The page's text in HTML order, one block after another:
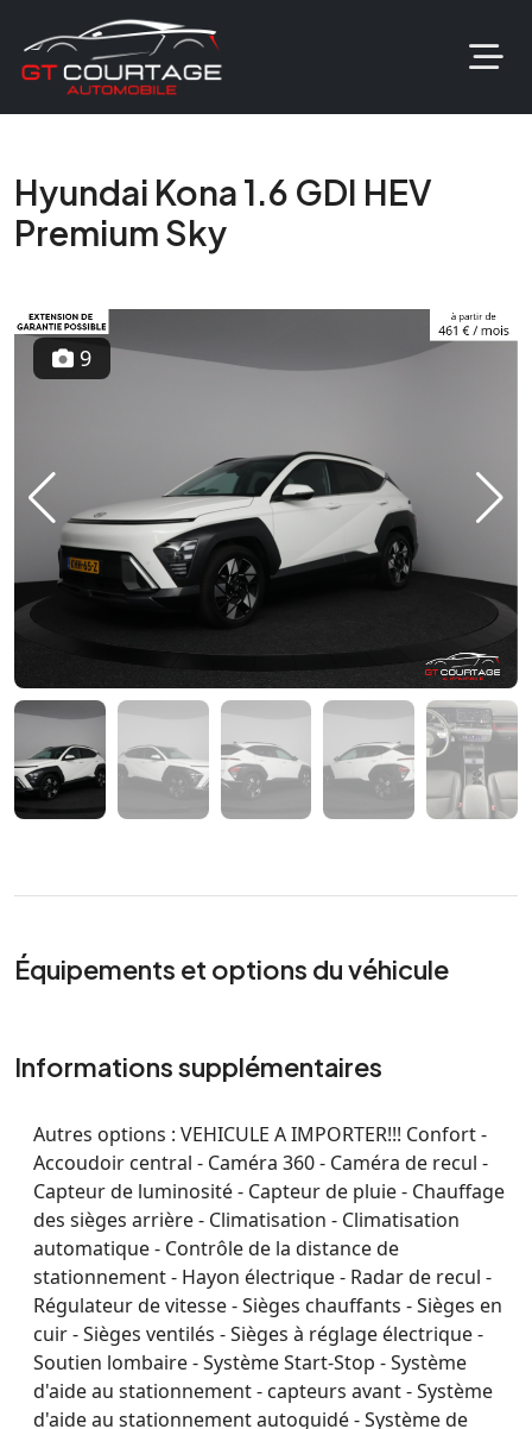
Hyundai Kona 1.6 GDI HEV
Premium Sky
Previous Next
9
Équipements et options du véhicule
Informations supplémentaires
Autres options : VEHICULE A IMPORTER!!! Confort -
Accoudoir central - Caméra 360 - Caméra de recul -
Capteur de luminosité - Capteur de pluie - Chauffage
des sièges arrière - Climatisation - Climatisation
automatique - Contrôle de la distance de
stationnement - Hayon électrique - Radar de recul -
Régulateur de vitesse - Sièges chauffants - Sièges en
cuir - Sièges ventilés - Sièges à réglage électrique -
Soutien lombaire - Système Start-Stop - Système
d'aide au stationnement - capteurs avant - Système
d'aide au stationnement autoguidé - Système de